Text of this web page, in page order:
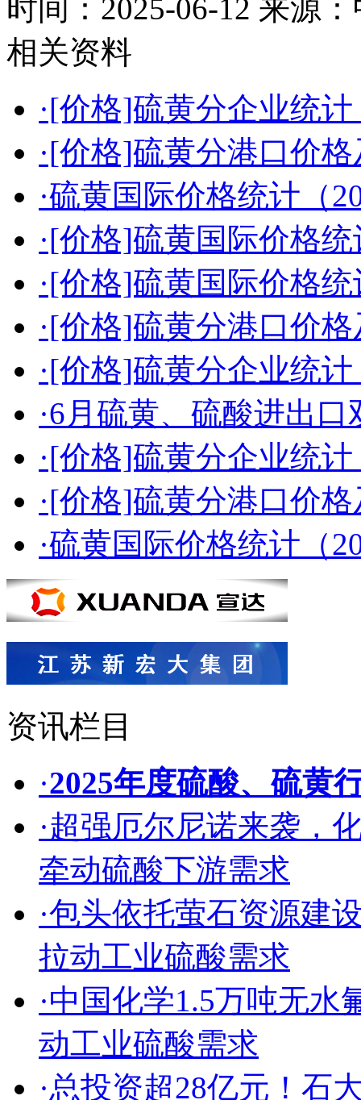
时间：2025-06-12 来源
相关资料
·[价格]硫黄分企业统计
·[价格]硫黄分港口价
·硫黄国际价格统计（
·[价格]硫黄国际价格
·[价格]硫黄国际价格
·[价格]硫黄分港口价
·[价格]硫黄分企业统计
·6月硫黄、硫酸进出
·[价格]硫黄分企业统计
·[价格]硫黄分港口价
·硫黄国际价格统计（
资讯栏目
·2025年度硫酸、硫黄
·超强厄尔尼诺来袭，
牵动硫酸下游需求
·包头依托萤石资源建
拉动工业硫酸需求
·中国化学1.5万吨无水
动工业硫酸需求
·总投资超28亿元！石